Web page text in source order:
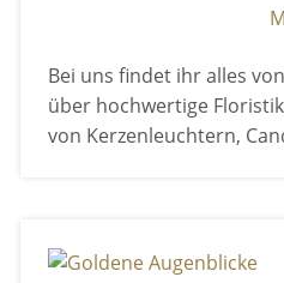
Bei uns findet ihr alles
über hochwertige
von Kerzenleuchtern,